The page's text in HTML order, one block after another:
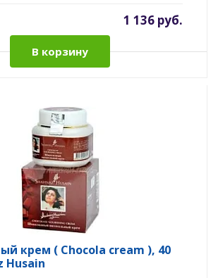
1 136 руб.
В корзину
крем ( Chocola cream ), 40
Husain